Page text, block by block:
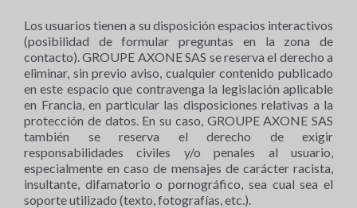
Los usuarios tienen a su disposición espacios interactivos
(posibilidad de formular preguntas en la zona de
contacto). GROUPE AXONE SAS se reserva el derecho a
eliminar, sin previo aviso, cualquier contenido publicado
en este espacio que contravenga la legislación aplicable
en Francia, en particular las disposiciones relativas a la
protección de datos. En su caso, GROUPE AXONE SAS
también se reserva el derecho de exigir
responsabilidades civiles y/o penales al usuario,
especialmente en caso de mensajes de carácter racista,
insultante, difamatorio o pornográfico, sea cual sea el
soporte utilizado (texto, fotografías, etc.).